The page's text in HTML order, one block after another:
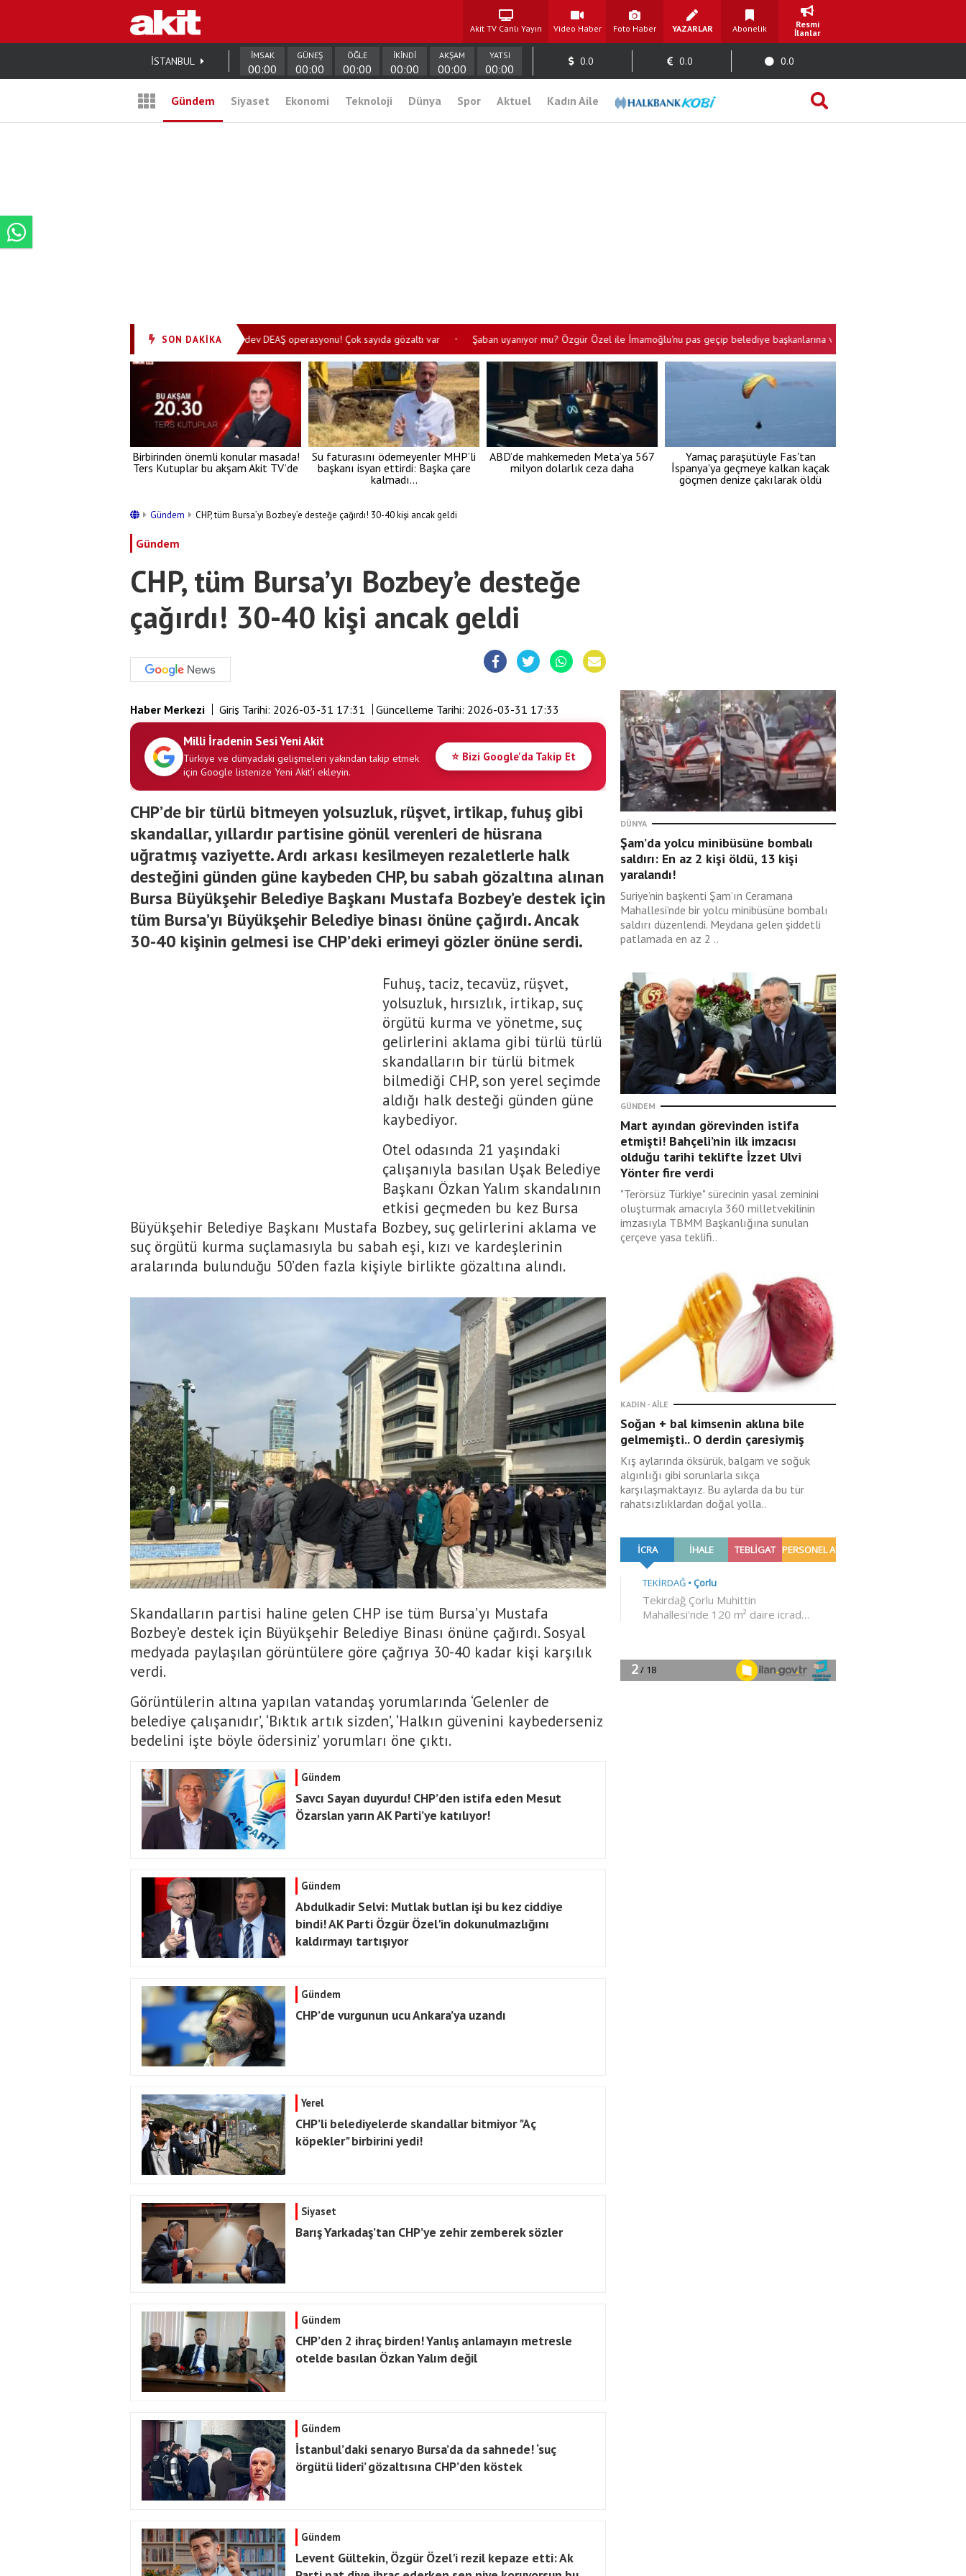
Akit TV Canlı Yayın Video Haber Foto Haber YAZARLAR Abonelik
Resmi
İlanlar
İSTANBUL İMSAK
00:00
GÜNEŞ
00:00
ÖĞLE
00:00
İKİNDİ
00:00
AKŞAM
00:00
YATSI
00:00
0.0 0.0 0.0
Gündem Siyaset Ekonomi Teknoloji Dünya Spor Aktuel Kadın Aile
SON DAKİKA
• 30 ilde dev DEAŞ operasyonu! Çok sayıda gözaltı var • Şaban uyanıyor mu? Özgür Özel ile İmamoğlu'nu pas geçip belediye başkanlarına veryansın etti
Birbirinden önemli konular masada!
Ters Kutuplar bu akşam Akit TV’de
Su faturasını ödemeyenler MHP’li
başkanı isyan ettirdi: Başka çare
kalmadı…
ABD’de mahkemeden Meta’ya 567
milyon dolarlık ceza daha
Yamaç paraşütüyle Fas'tan
İspanya'ya geçmeye kalkan kaçak
göçmen denize çakılarak öldü
Gündem CHP, tüm Bursa’yı Bozbey’e desteğe çağırdı! 30-40 kişi ancak geldi
Gündem
CHP, tüm Bursa’yı Bozbey’e desteğe
çağırdı! 30-40 kişi ancak geldi
Haber Merkezi Giriş Tarihi: 2026-03-31 17:31 Güncelleme Tarihi: 2026-03-31 17:33
Milli İradenin Sesi Yeni Akit
Türkiye ve dünyadaki gelişmeleri yakından takip etmek
için Google listenize Yeni Akit'i ekleyin.
⭐ Bizi Google'da Takip Et
CHP’de bir türlü bitmeyen yolsuzluk, rüşvet, irtikap, fuhuş gibi
skandallar, yıllardır partisine gönül verenleri de hüsrana
uğratmış vaziyette. Ardı arkası kesilmeyen rezaletlerle halk
desteğini günden güne kaybeden CHP, bu sabah gözaltına alınan
Bursa Büyükşehir Belediye Başkanı Mustafa Bozbey’e destek için
tüm Bursa’yı Büyükşehir Belediye binası önüne çağırdı. Ancak
30-40 kişinin gelmesi ise CHP’deki erimeyi gözler önüne serdi.
Fuhuş, taciz, tecavüz, rüşvet,
yolsuzluk, hırsızlık, irtikap, suç
örgütü kurma ve yönetme, suç
gelirlerini aklama gibi türlü türlü
skandalların bir türlü bitmek
bilmediği CHP, son yerel seçimde
aldığı halk desteği günden güne
kaybediyor.
Otel odasında 21 yaşındaki
çalışanıyla basılan Uşak Belediye
Başkanı Özkan Yalım skandalının
etkisi geçmeden bu kez Bursa
Büyükşehir Belediye Başkanı Mustafa Bozbey, suç gelirlerini aklama ve
suç örgütü kurma suçlamasıyla bu sabah eşi, kızı ve kardeşlerinin
aralarında bulunduğu 50’den fazla kişiyle birlikte gözaltına alındı.
Skandalların partisi haline gelen CHP ise tüm Bursa’yı Mustafa
Bozbey’e destek için Büyükşehir Belediye Binası önüne çağırdı. Sosyal
medyada paylaşılan görüntülere göre çağrıya 30-40 kadar kişi karşılık
verdi.
Görüntülerin altına yapılan vatandaş yorumlarında ‘Gelenler de
belediye çalışanıdır’, ‘Bıktık artık sizden’, ‘Halkın güvenini kaybederseniz
bedelini işte böyle ödersiniz’ yorumları öne çıktı.
Gündem
Savcı Sayan duyurdu! CHP’den istifa eden Mesut
Özarslan yarın AK Parti’ye katılıyor!
Gündem
Abdulkadir Selvi: Mutlak butlan işi bu kez ciddiye
bindi! AK Parti Özgür Özel'in dokunulmazlığını
kaldırmayı tartışıyor
Gündem
CHP’de vurgunun ucu Ankara’ya uzandı
Yerel
CHP’li belediyelerde skandallar bitmiyor "Aç
köpekler" birbirini yedi!
Siyaset
Barış Yarkadaş’tan CHP’ye zehir zemberek sözler
Gündem
CHP’den 2 ihraç birden! Yanlış anlamayın metresle
otelde basılan Özkan Yalım değil
Gündem
İstanbul’daki senaryo Bursa’da da sahnede! ‘suç
örgütü lideri’ gözaltısına CHP’den köstek
Gündem
Levent Gültekin, Özgür Özel'i rezil kepaze etti: Ak
DÜNYA
Şam’da yolcu minibüsüne bombalı
saldırı: En az 2 kişi öldü, 13 kişi
yaralandı!
Suriye’nin başkenti Şam’ın Ceramana
Mahallesi’nde bir yolcu minibüsüne bombalı
saldırı düzenlendi. Meydana gelen şiddetli
patlamada en az 2 ..
GÜNDEM
Mart ayından görevinden istifa
etmişti! Bahçeli’nin ilk imzacısı
olduğu tarihi teklifte İzzet Ulvi
Yönter fire verdi
"Terörsüz Türkiye" sürecinin yasal zeminini
oluşturmak amacıyla 360 milletvekilinin
imzasıyla TBMM Başkanlığına sunulan
çerçeve yasa teklifi..
KADIN - AILE
Soğan + bal kimsenin aklına bile
gelmemişti.. O derdin çaresiymiş
Kış aylarında öksürük, balgam ve soğuk
algınlığı gibi sorunlarla sıkça
karşılaşmaktayız. Bu aylarda da bu tür
rahatsızlıklardan doğal yolla..